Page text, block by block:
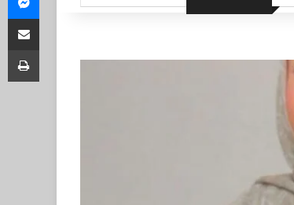
Share via Email